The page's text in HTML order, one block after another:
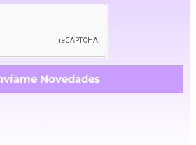
Novedades